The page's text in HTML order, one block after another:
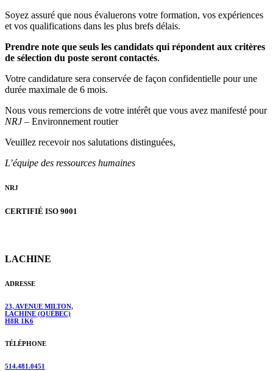
Soyez assuré que nous évaluerons votre formation, vos expériences
et vos qualifications dans les plus brefs délais.
Prendre note que seuls les candidats qui répondent aux critères
de sélection du poste seront contactés.
Votre candidature sera conservée de façon confidentielle pour une
durée maximale de 6 mois.
Nous vous remercions de votre intérêt que vous avez manifesté pour
NRJ– Environnement routier
Veuillez recevoir nos salutations distinguées,
L’équipe des ressources humaines
NRJ
CERTIFIÉ ISO 9001
LACHINE
ADRESSE
23, AVENUE MILTON,
LACHINE (QUÉBEC)
H8R 1K6
TÉLÉPHONE
514.481.0451